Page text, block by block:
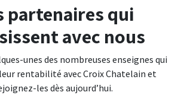
partenaires qui
avec nous
unes des nombreuses enseignes qui
rentabilité avec Croix Chatelain et
les dès aujourd’hui.